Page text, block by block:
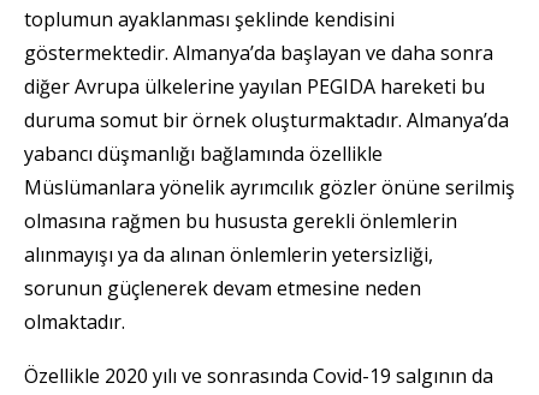
toplumun ayaklanması şeklinde kendisini
göstermektedir. Almanya’da başlayan ve daha sonra
diğer Avrupa ülkelerine yayılan PEGIDA hareketi bu
duruma somut bir örnek oluşturmaktadır. Almanya’da
yabancı düşmanlığı bağlamında özellikle
Müslümanlara yönelik ayrımcılık gözler önüne serilmiş
olmasına rağmen bu hususta gerekli önlemlerin
alınmayışı ya da alınan önlemlerin yetersizliği,
sorunun güçlenerek devam etmesine neden
olmaktadır.
Özellikle 2020 yılı ve sonrasında Covid-19 salgının da